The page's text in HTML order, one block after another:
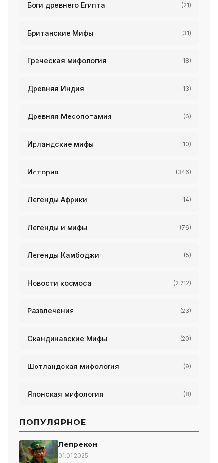
Боги древнего Египта (21)
Британские Мифы (31)
Греческая мифология (18)
Древняя Индия (13)
Древняя Месопотамия (6)
Ирландские мифы (10)
История (346)
Легенды Африки (14)
Легенды и мифы (76)
Легенды Камбоджи (5)
Новости космоса (2 212)
Развлечения (23)
Скандинавские Мифы (20)
Шотландская мифология (9)
Японская мифология (8)
ПОПУЛЯРНОЕ
Лепрекон
01.01.2025